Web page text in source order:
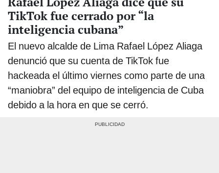
TikTok fue cerrado por “la
inteligencia cubana”
El nuevo alcalde de Lima Rafael López Aliaga
denunció que su cuenta de TikTok fue
hackeada el último viernes como parte de una
“maniobra” del equipo de inteligencia de Cuba
debido a la hora en que se cerró.